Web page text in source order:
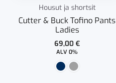
Housut ja shortsit
Cutter & Buck Tofino Pants
Ladies
69,00 €
ALV 0%